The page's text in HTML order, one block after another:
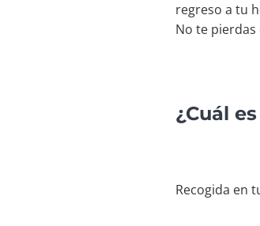
regreso a tu
No te
¿Cuál
Recogida en